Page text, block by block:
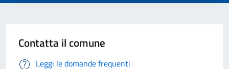
Contatta il comune
Leggi le domande frequenti